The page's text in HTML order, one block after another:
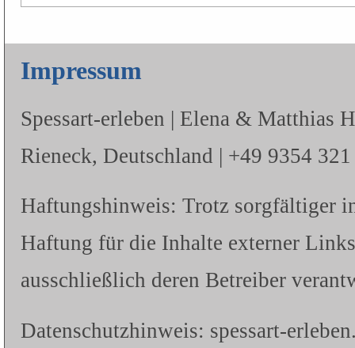
Impressum
Spessart-erleben | Elena & Matthias
Rieneck, Deutschland | +49 9354
Haftungshinweis: Trotz sorgfältiger
Haftung für die Inhalte externer
ausschließlich deren Betreiber
Datenschutzhinweis: spessart-